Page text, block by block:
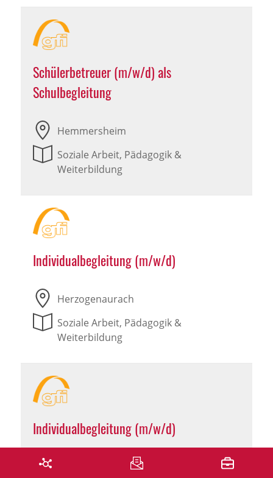
Schülerbetreuer (m/w/d) als
Schulbegleitung
Hemmersheim
Soziale Arbeit, Pädagogik &
Weiterbildung
Individualbegleitung (m/w/d)
Herzogenaurach
Soziale Arbeit, Pädagogik &
Weiterbildung
Individualbegleitung (m/w/d)